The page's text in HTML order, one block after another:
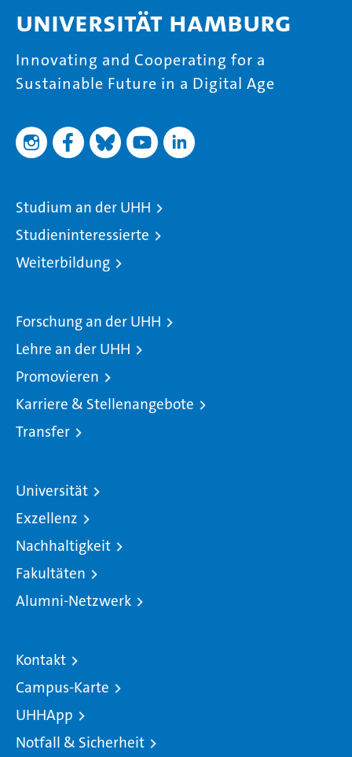
Universität Hamburg
Innovating and Cooperating for a
Sustainable Future in a Digital Age
Studium an der UHH
Studieninteressierte
Weiterbildung
Forschung an der UHH
Lehre an der UHH
Promovieren
Karriere & Stellenangebote
Transfer
Universität
Exzellenz
Nachhaltigkeit
Fakultäten
Alumni-Netzwerk
Kontakt
Campus-Karte
UHHApp
Notfall & Sicherheit